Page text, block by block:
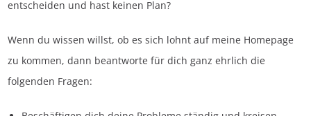
entscheiden und hast keinen Plan?
Wenn du wissen willst, ob es sich lohnt auf meine Homepage
zu kommen, dann beantworte für dich ganz ehrlich die
folgenden Fragen: